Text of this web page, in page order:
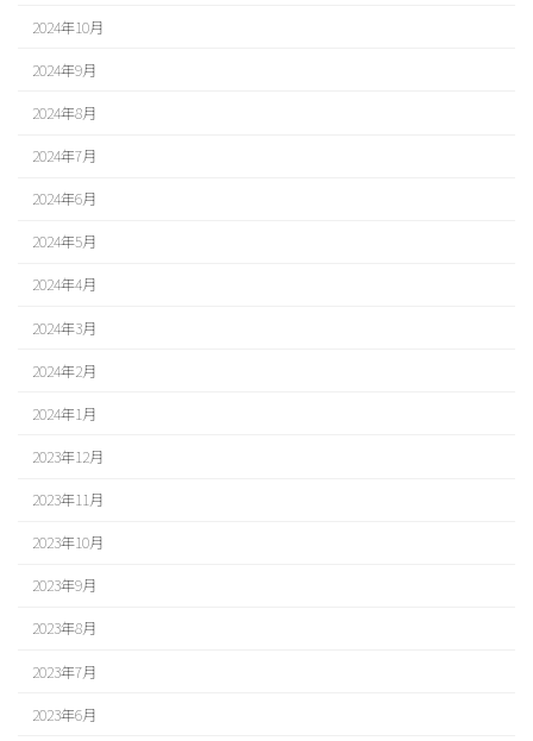
2024年10月
2024年9月
2024年8月
2024年7月
2024年6月
2024年5月
2024年4月
2024年3月
2024年2月
2024年1月
2023年12月
2023年11月
2023年10月
2023年9月
2023年8月
2023年7月
2023年6月